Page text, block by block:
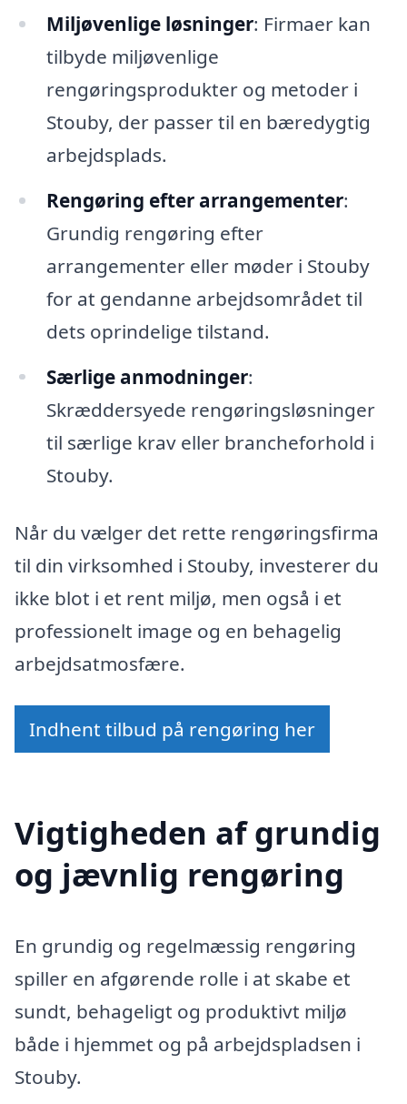
Miljøvenlige løsninger: Firmaer kan
tilbyde miljøvenlige
rengøringsprodukter og metoder i
Stouby, der passer til en bæredygtig
arbejdsplads.
Rengøring efter arrangementer:
Grundig rengøring efter
arrangementer eller møder i Stouby
for at gendanne arbejdsområdet til
dets oprindelige tilstand.
Særlige anmodninger:
Skræddersyede rengøringsløsninger
til særlige krav eller brancheforhold i
Stouby.
Når du vælger det rette rengøringsfirma
til din virksomhed i Stouby, investerer du
ikke blot i et rent miljø, men også i et
professionelt image og en behagelig
arbejdsatmosfære.
Indhent tilbud på rengøring her
Vigtigheden af grundig
og jævnlig rengøring
En grundig og regelmæssig rengøring
spiller en afgørende rolle i at skabe et
sundt, behageligt og produktivt miljø
både i hjemmet og på arbejdspladsen i
Stouby.